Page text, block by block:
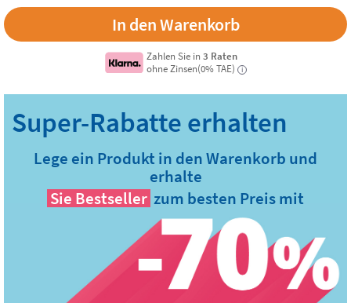
Zahlen Sie in3 Raten
ohne Zinsen(0% TAE)
i
Lege ein Produkt in den Warenkorb und
erhalte
Sie Bestseller zum besten Preis mit